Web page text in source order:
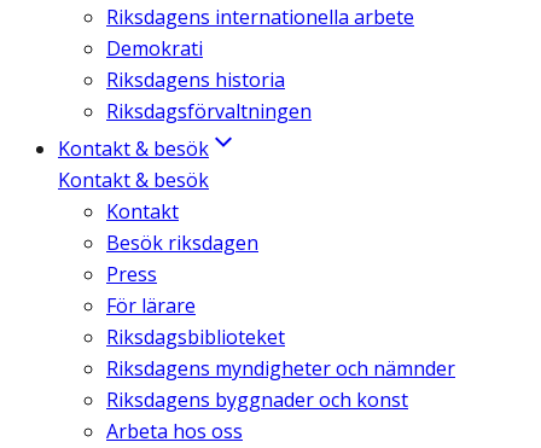
Riksdagens internationella arbete
Demokrati
Riksdagens historia
Riksdagsförvaltningen
Kontakt & besök
Kontakt & besök
Kontakt
Besök riksdagen
Press
För lärare
Riksdagsbiblioteket
Riksdagens myndigheter och nämnder
Riksdagens byggnader och konst
Arbeta hos oss